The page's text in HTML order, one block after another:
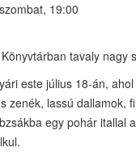
19:00
tavaly
este július 18-án,
zenék, lassú dallamok,
egy pohár itallal